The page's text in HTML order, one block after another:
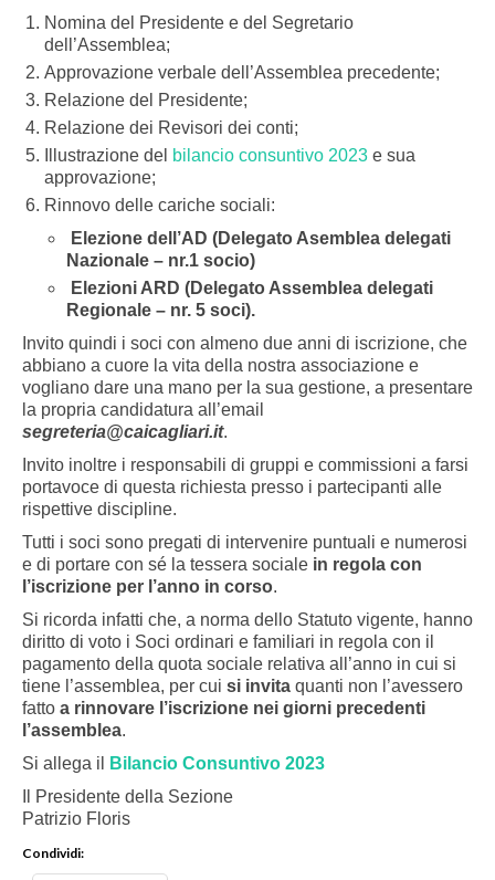
Nomina del Presidente e del Segretario
dell’Assemblea;
Approvazione verbale dell’Assemblea precedente;
Relazione del Presidente;
Relazione dei Revisori dei conti;
Illustrazione del bilancio consuntivo 2023 e sua
approvazione;
Rinnovo delle cariche sociali:
Elezione dell’AD (Delegato Asemblea delegati
Nazionale – nr.1 socio)
Elezioni ARD (Delegato Assemblea delegati
Regionale – nr. 5 soci).
Invito quindi i soci con almeno due anni di iscrizione, che
abbiano a cuore la vita della nostra associazione e
vogliano dare una mano per la sua gestione, a presentare
la propria candidatura all’email
segreteria@caicagliari.it.
Invito inoltre i responsabili di gruppi e commissioni a farsi
portavoce di questa richiesta presso i partecipanti alle
rispettive discipline.
Tutti i soci sono pregati di intervenire puntuali e numerosi
e di portare con sé la tessera sociale in regola con
l’iscrizione per l’anno in corso.
Si ricorda infatti che, a norma dello Statuto vigente, hanno
diritto di voto i Soci ordinari e familiari in regola con il
pagamento della quota sociale relativa all’anno in cui si
tiene l’assemblea, per cui si invita quanti non l’avessero
fatto a rinnovare l’iscrizione nei giorni precedenti
l’assemblea.
Si allega il
Bilancio Consuntivo 2023
Il Presidente della Sezione
Patrizio Floris
Condividi: